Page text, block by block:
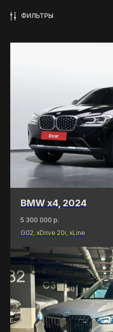
ФИЛЬТРЫ
BMW x4, 2024
5 300 000 р.
G02, xDrive 20i, xLine